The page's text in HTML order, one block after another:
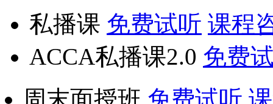
私播课 免费试听 课程
ACCA私播课2.0 免费